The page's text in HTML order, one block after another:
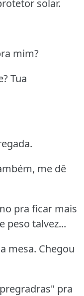
solar.
mim?
Tua
me dê
pra ficar mais
peso talvez...
mesa. Chegou
pra